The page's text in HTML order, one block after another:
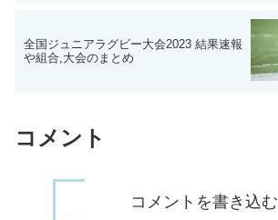
全国ジュニアラグビー大会2023 結果速報
や組合,大会のまとめ
コメント
コメントを書き込む